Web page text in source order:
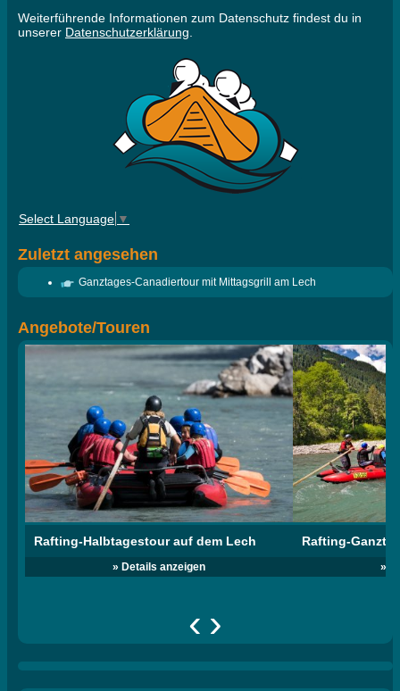
Weiterführende Informationen zum Datenschutz findest du in
unserer Datenschutzerklärung
Select Language ▼
Zuletzt angesehen
Ganztages-Canadiertour mit Mittagsgrill am Lech
Angebote/Touren
Rafting-Halbtagestour auf dem Lech
» Details anzeigen
Rafting-
»
‹ ›